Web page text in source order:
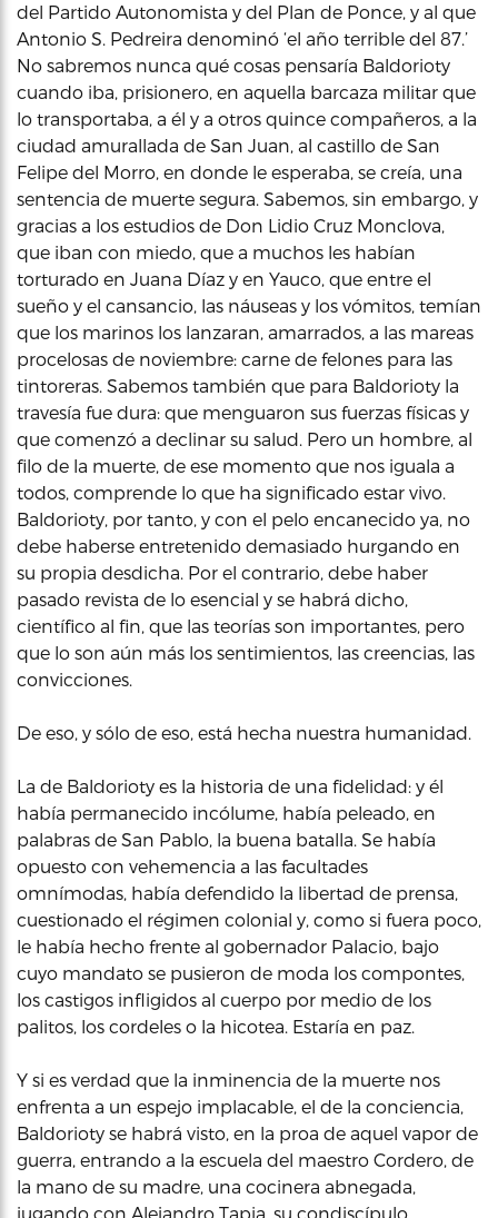
del Partido Autonomista y del Plan de Ponce, y al que
Antonio S. Pedreira denominó ‘el año terrible del 87.’
No sabremos nunca qué cosas pensaría Baldorioty
cuando iba, prisionero, en aquella barcaza militar que
lo transportaba, a él y a otros quince compañeros, a la
ciudad amurallada de San Juan, al castillo de San
Felipe del Morro, en donde le esperaba, se creía, una
sentencia de muerte segura. Sabemos, sin embargo, y
gracias a los estudios de Don Lidio Cruz Monclova,
que iban con miedo, que a muchos les habían
torturado en Juana Díaz y en Yauco, que entre el
sueño y el cansancio, las náuseas y los vómitos, temían
que los marinos los lanzaran, amarrados, a las mareas
procelosas de noviembre: carne de felones para las
tintoreras. Sabemos también que para Baldorioty la
travesía fue dura: que menguaron sus fuerzas físicas y
que comenzó a declinar su salud. Pero un hombre, al
filo de la muerte, de ese momento que nos iguala a
todos, comprende lo que ha significado estar vivo.
Baldorioty, por tanto, y con el pelo encanecido ya, no
debe haberse entretenido demasiado hurgando en
su propia desdicha. Por el contrario, debe haber
pasado revista de lo esencial y se habrá dicho,
científico al fin, que las teorías son importantes, pero
que lo son aún más los sentimientos, las creencias, las
convicciones.
De eso, y sólo de eso, está hecha nuestra humanidad.
La de Baldorioty es la historia de una fidelidad: y él
había permanecido incólume, había peleado, en
palabras de San Pablo, la buena batalla. Se había
opuesto con vehemencia a las facultades
omnímodas, había defendido la libertad de prensa,
cuestionado el régimen colonial y, como si fuera poco,
le había hecho frente al gobernador Palacio, bajo
cuyo mandato se pusieron de moda los compontes,
los castigos infligidos al cuerpo por medio de los
palitos, los cordeles o la hicotea. Estaría en paz.
Y si es verdad que la inminencia de la muerte nos
enfrenta a un espejo implacable, el de la conciencia,
Baldorioty se habrá visto, en la proa de aquel vapor de
guerra, entrando a la escuela del maestro Cordero, de
la mano de su madre, una cocinera abnegada,
jugando con Alejandro Tapia, su condiscípulo,